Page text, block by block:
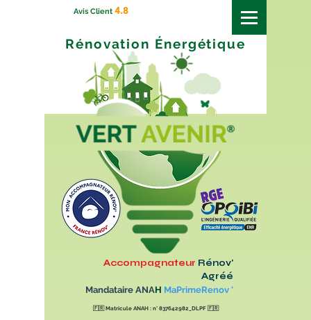
Avis Client 4.8
Rénovation Énergétique
Accompagnateur Rénov'
Agréé
Mandataire ANAH MaPrimeRenov '
🇫🇷Matricule ANAH : n° 837642982_DLPF🇫🇷